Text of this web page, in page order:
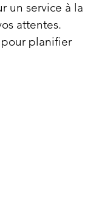
un service à la
attentes.
planifier